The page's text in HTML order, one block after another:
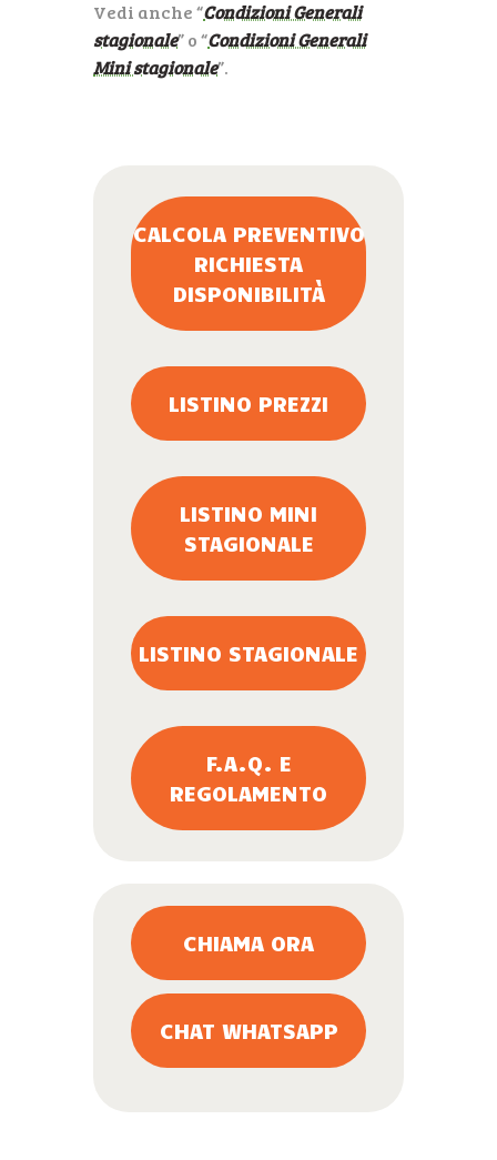
Vedi anche “Condizioni Generali
stagionale” o “Condizioni Generali
Mini stagionale”.
CALCOLA PREVENTIVO
RICHIESTA
DISPONIBILITÀ
LISTINO PREZZI
LISTINO MINI
STAGIONALE
LISTINO STAGIONALE
F.A.Q. E
REGOLAMENTO
CHIAMA ORA
CHAT WHATSAPP